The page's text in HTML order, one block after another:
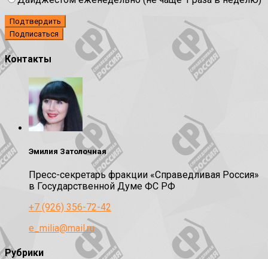
Подтвердить
Контакты
Эмилия Затолочная
Пресс-секретарь фракции «Справедливая Россия»
в Государственной Думе ФС РФ
+7 (926) 356-72-42
e_milia@mail.ru
Рубрики